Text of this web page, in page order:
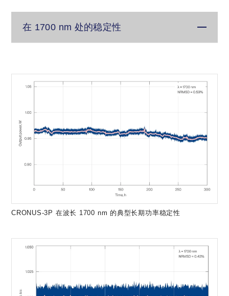
在 1700 nm 处的稳定性
CRONUS-3P 在波长 1700 nm 的典型长期功率稳定性